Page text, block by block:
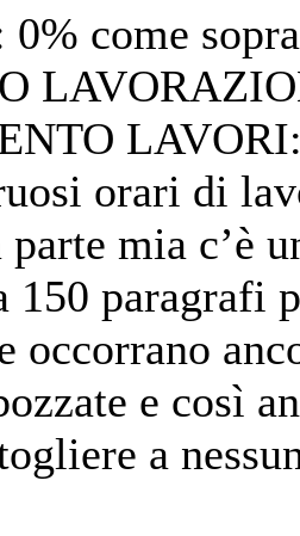
0% come
LAVORI
orari di
parte mia c’è
150 paragrafi
occorrano
e così
a